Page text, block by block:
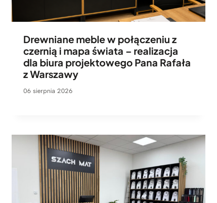
Drewniane meble w połączeniu z
czernią i mapa świata – realizacja
dla biura projektowego Pana Rafała
z Warszawy
06 sierpnia 2026